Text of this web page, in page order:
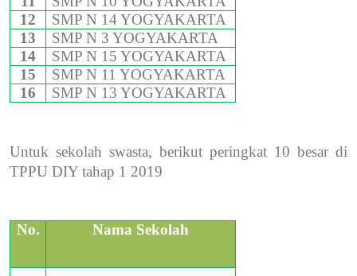
12
SMP N 14 YOGYAKARTA
13
SMP N 3 YOGYAKARTA
14
SMP N 15 YOGYAKARTA
15
SMP N 11 YOGYAKARTA
16
SMP N 13 YOGYAKARTA
Untuk sekolah swasta, berikut peringkat 10 besar di
TPPU DIY tahap 1 2019
No. Nama Sekolah